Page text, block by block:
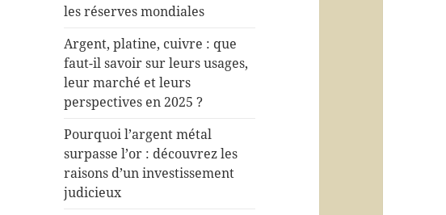
les réserves mondiales
Argent, platine, cuivre : que
faut-il savoir sur leurs usages,
leur marché et leurs
perspectives en 2025 ?
Pourquoi l’argent métal
surpasse l’or : découvrez les
raisons d’un investissement
judicieux